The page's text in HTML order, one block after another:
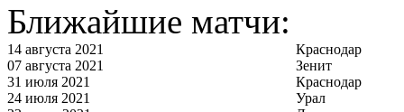
Ближайшие матчи:
14 августа 2021
Краснодар
07 августа 2021
Зенит
31 июля 2021
Краснодар
24 июля 2021
Урал